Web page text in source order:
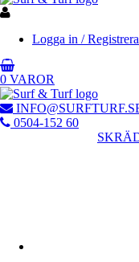
Logga in / Registrera
0 VAROR
0504-152 60